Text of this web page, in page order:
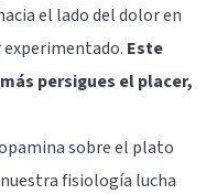
el lado del dolor en
Este
persigues el placer,
sobre el plato
fisiología lucha